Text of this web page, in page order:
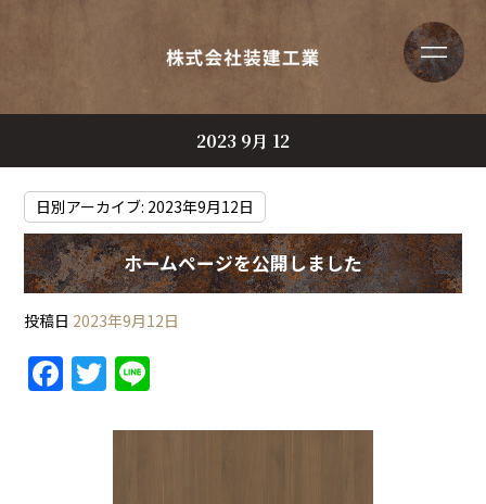
2023 9月 12
日別アーカイブ: 2023年9月12日
ホームページを公開しました
投稿日 2023年9月12日
F
a
T
w
itt
er
e